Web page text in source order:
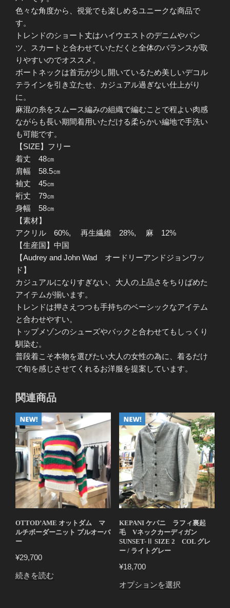
ン
ワ
ッ
ド
シ
ョ
ー
ト
丈
ボ
ー
ダ
ー
ニ
ッ
ト
プ
ル
オ
ー
バ
ー
COL
グ
リ
ー
ン
＊
マ
ス
ー
ド
ボ
ー
ダ
ー/
オ
レ
ン
ジ
キ
ャ
メ
ボ
色々な角度から、視覚でも楽しめるユニークな商品で
す。
トレンドのショート丈はハイウエストのデニムやパン
ツ、スカートと合わせていただくと全体のバランスが取
りやすいのでオススメ。
ボートネックは首元が少し開いているため美しいデコル
テラインを引き立たせ、カジュアル過ぎない仕上がり
に。
麻混の糸をスムース編みの組織で編むことで程よい肉感
ながらも長い期間着用いただける柔らかい編地で手洗い
も可能です。
【SIZE】フリー
着丈 48㎝
肩幅 58.5㎝
袖丈 45㎝
裄丈 79㎝
身幅 58㎝
【素材】
アクリル 60%, 再生繊維 28%, 麻 12%
【生産国】中国
【Audrey and John Wad オードリーアンドジョンワッ
ド】
カジュアルになりすぎない、大人の上品さをちりばめた
アイテムが揃います。
トレンドは押さえつつも手持ちのベーシックなアイテム
と合わせやすい。
トップメゾンのシューズやバックと合わせてもしっくり
馴染む。
普段着こそ本物を選びたい大人の女性の為に、着るだけ
で旬を感じさせてくれるお洋服を提案しています。
関連商品
OTTOD’AME オットダム マ
ルチボーダーニット プルオーバ
ー
¥29,700
続きを読む
KEPANI ケパニ ラフィ裏起
毛 Vネックカーディガン
SUNSET-Ⅱ SIZE 2 COL グレ
ー / ライトグレー
¥18,700
オプションを選択こ